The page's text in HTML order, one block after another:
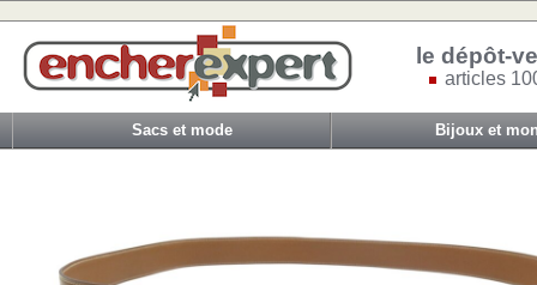
le dépôt-
articles
Sacs et mode Bijoux et